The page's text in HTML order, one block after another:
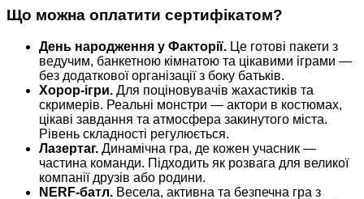
Що можна оплатити сертифікатом?
День народження у Факторії. Це готові пакети з
ведучим, банкетною кімнатою та цікавими іграми —
без додаткової організації з боку батьків.
Хорор-ігри. Для поціновувачів жахастиків та
скримерів. Реальні монстри — актори в костюмах,
цікаві завдання та атмосфера закинутого міста.
Рівень складності регулюється.
Лазертаг. Динамічна гра, де кожен учасник —
частина команди. Підходить як розвага для великої
компанії друзів або родини.
NERF-батл. Весела, активна та безпечна гра з